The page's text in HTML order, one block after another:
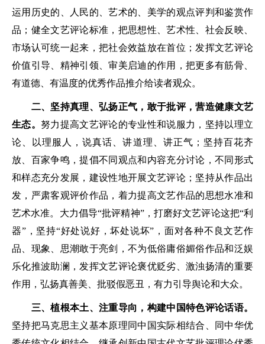
运用历史的、人民的、艺术的、美学的观点评判和鉴赏作
品；健全文艺评论标准，把思想性、艺术性、社会反映、
市场认可统一起来，把社会效益放在首位；发挥文艺评论
价值引导、精神引领、审美启迪的作用，把更多有筋骨、
有道德、有温度的优秀作品推介给读者观众。
二、坚持真理、弘扬正气，敢于批评，营造健康文艺
生态。 努力提高文艺评论的专业性和说服力，坚持以理立
论、以理服人，说真话、讲道理、讲正气；坚持百花齐
放、百家争鸣，提倡不同观点和内容充分讨论，不同形式
和样态充分发展，建设性地开展文艺评论；坚持从作品出
发，严肃客观评价作品，着力提高文艺作品的思想水准和
艺术水准。大力倡导“批评精神”，打磨好文艺评论这把“利
器”，坚持“好处说好，坏处说坏”，面对各种不良文艺作
品、现象、思潮敢于亮剑，不为低俗庸俗媚俗作品和泛娱
乐化推波助澜，发挥文艺评论褒优贬劣、激浊扬清的重要
作用，弘扬真善美、批驳假恶丑，有力引导舆论和大众。
三、植根本土、注重导向，构建中国特色评论话语。
坚持把马克思主义基本原理同中国实际相结合、同中华优